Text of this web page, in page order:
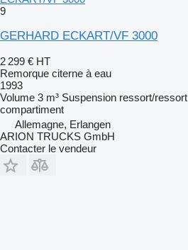
9
GERHARD ECKART/VF 3000
2 299 € HT
Remorque citerne à eau
1993
Volume 3 m³ Suspension ressort/ressort
compartiment
Allemagne, Erlangen
ARION TRUCKS GmbH
Contacter le vendeur